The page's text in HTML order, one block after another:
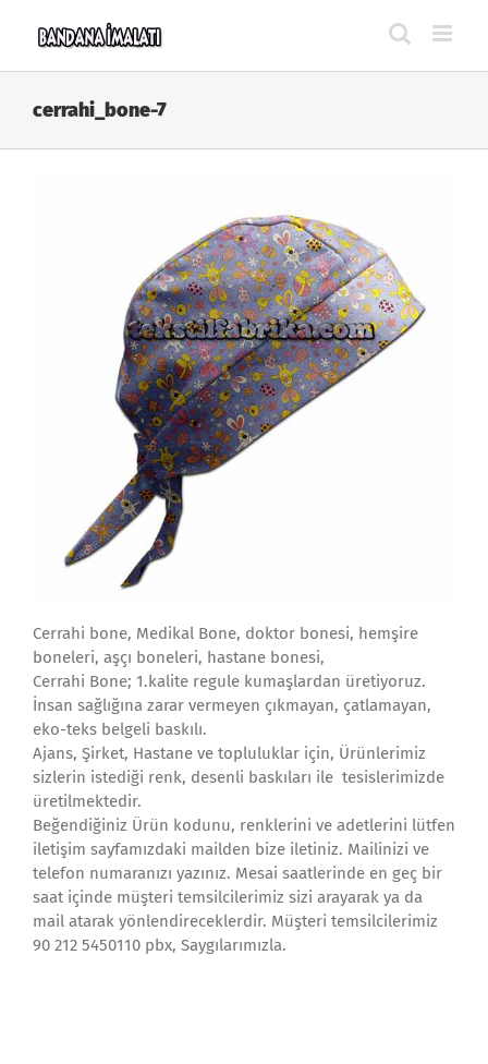
cerrahi_bone-7
Cerrahi bone, Medikal Bone, doktor bonesi, hemşire
boneleri, aşçı boneleri, hastane bonesi,
Cerrahi Bone; 1.kalite regule kumaşlardan üretiyoruz.
İnsan sağlığına zarar vermeyen çıkmayan, çatlamayan,
eko-teks belgeli baskılı.
Ajans, Şirket, Hastane ve topluluklar için, Ürünlerimiz
sizlerin istediği renk, desenli baskıları ile tesislerimizde
üretilmektedir.
Beğendiğiniz Ürün kodunu, renklerini ve adetlerini lütfen
iletişim sayfamızdaki mailden bize iletiniz. Mailinizi ve
telefon numaranızı yazınız. Mesai saatlerinde en geç bir
saat içinde müşteri temsilcilerimiz sizi arayarak ya da
mail atarak yönlendireceklerdir. Müşteri temsilcilerimiz
90 212 5450110 pbx, Saygılarımızla.